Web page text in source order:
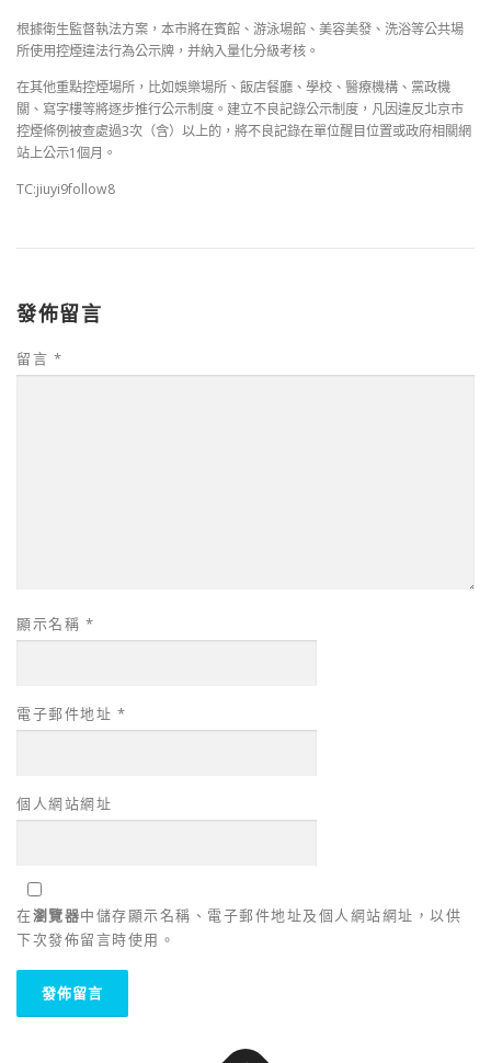
根據衛生監督執法方案，本市將在賓館、游泳場館、美容美發、洗浴等公共場
所使用控煙違法行為公示牌，并納入量化分級考核。
在其他重點控煙場所，比如娛樂場所、飯店餐廳、學校、醫療機構、黨政機
關、寫字樓等將逐步推行公示制度。建立不良記錄公示制度，凡因違反北京市
控煙條例被查處過3次（含）以上的，將不良記錄在單位醒目位置或政府相關網
站上公示1個月。
TC:jiuyi9follow8
發佈留言
留言 *
顯示名稱 *
電子郵件地址 *
個人網站網址
在瀏覽器中儲存顯示名稱、電子郵件地址及個人網站網址，以供
下次發佈留言時使用。